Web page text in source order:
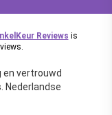
Reviews is
en vertrouwd
Nederlandse